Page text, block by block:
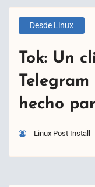
Desde Linux
Tok: Un
Telegram
hecho
Linux Post Install